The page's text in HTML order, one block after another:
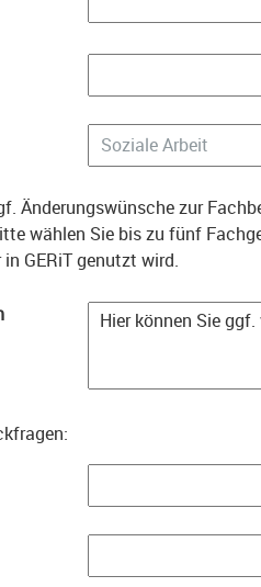
Änderungswünsche zur
wählen Sie bis zu fünf
in GERiT genutzt wird.
: